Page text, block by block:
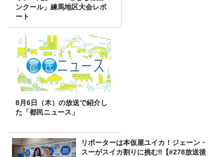
ンクール」練馬地区大会レポ
ート
8月6日（木）の放送で紹介し
た「都民ニュース」
リポーターは本仮屋ユイカ！ジェーン・
スーがスイカ割りに挑む‼【#278放送後